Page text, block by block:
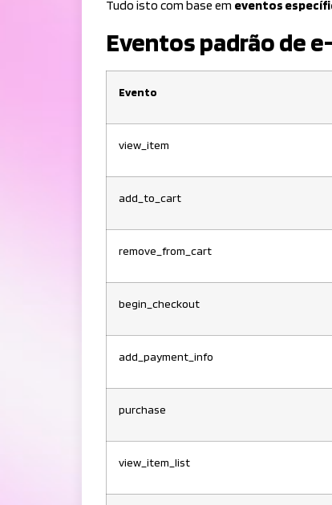
Tudo isto com base em eventos
Eventos padrão de
Evento
view_item
add_to_cart
remove_from_cart
begin_checkout
add_payment_info
purchase
view_item_list